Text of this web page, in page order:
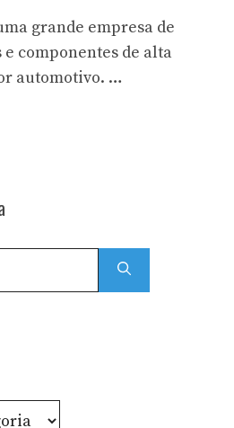
grande empresa de
componentes de alta
automotivo. …